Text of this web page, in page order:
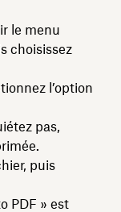
le menu
choisissez
l’option
pas,
puis
PDF » est